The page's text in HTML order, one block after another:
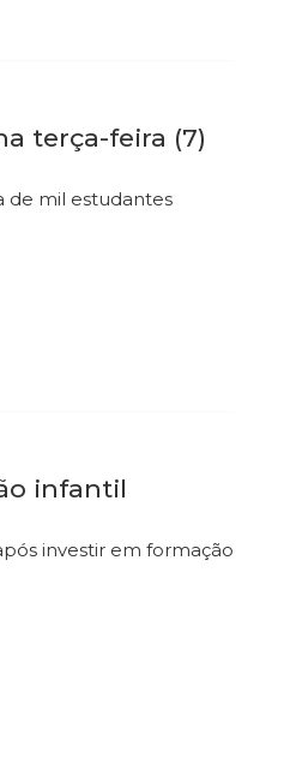
terça-feira (7)
de mil estudantes
infantil
investir em formação